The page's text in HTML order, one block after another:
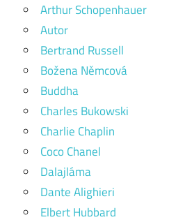
Arthur Schopenhauer
Autor
Bertrand Russell
Božena Němcová
Buddha
Charles Bukowski
Charlie Chaplin
Coco Chanel
Dalajláma
Dante Alighieri
Elbert Hubbard